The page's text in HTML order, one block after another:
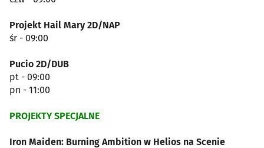
Projekt Hail Mary 2D/NAP
śr - 09:00
Pucio 2D/DUB
pt - 09:00
pn - 11:00
PROJEKTY SPECJALNE
Iron Maiden: Burning Ambition w Helios na Scenie